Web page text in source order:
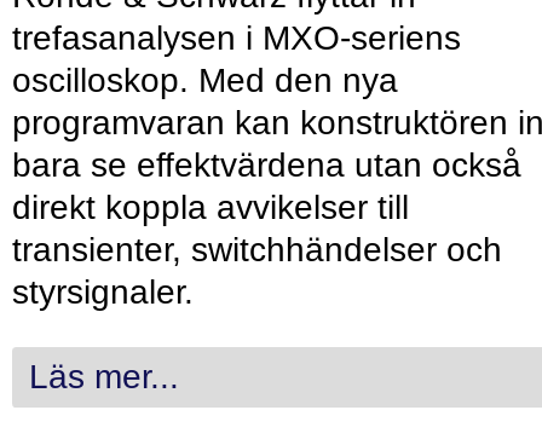
trefasanalysen i MXO-seriens
oscilloskop. Med den nya
programvaran kan konstruktören
bara se effektvärdena utan också
direkt koppla avvikelser till
transienter, switchhändelser och
styrsignaler.
Läs mer...